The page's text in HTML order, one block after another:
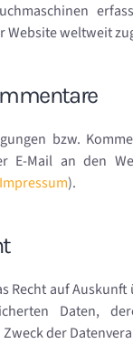
Website weltweit
bzw.
E-Mail an den
Impressum).
Recht auf
Daten,
der